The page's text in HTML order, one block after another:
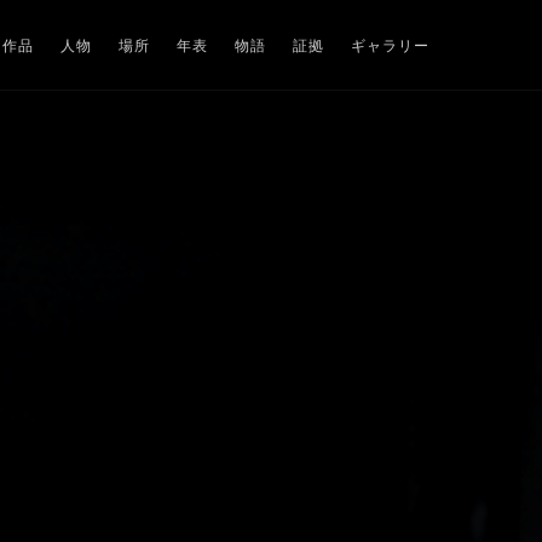
作品 人物 場所 年表 物語 証拠 ギャラリー